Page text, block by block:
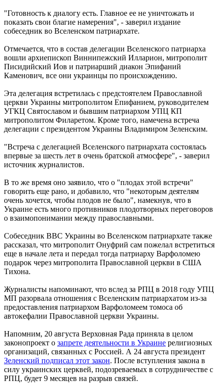
"Готовность к диалогу есть. Главное ее не уничтожать и
показать свои благие намерения", - заверил издание
собеседник во Вселенском патриархате.
Отмечается, что в состав делегации Вселенского патриарха
вошли архиепископ Виннипежский Илларион, митрополит
Писидийский Иов и патриарший диакон Эпифаний
Каменович, все они украинцы по происхождению.
Эта делегация встретилась с предстоятелем Православной
церкви Украины митрополитом Епифанием, руководителем
УГКЦ Святославом и бывшим патриархом УПЦ КП
митрополитом Филаретом. Кроме того, намечена встреча
делегации с президентом Украины Владимиром Зеленским.
"Встреча с делегацией Вселенского патриархата состоялась
впервые за шесть лет в очень братской атмосфере", - заверил
источник журналистов.
В то же время оно заявило, что о "плодах этой встречи"
говорить еще рано, и добавило, что "некоторым деятелям
очень хочется, чтобы плодов не было", намекнув, что в
Украине есть много противников плодотворных переговоров
о взаимопонимании между православными.
Собеседник ВВС Украины во Вселенском патриархате также
рассказал, что митрополит Онуфрий сам пожелал встретиться
еще в начале лета и передал тогда патриарху Варфоломею
подарок через митрополита Православной церкви в США
Тихона.
Журналисты напоминают, что вслед за РПЦ в 2018 году УПЦ
МП разорвала отношения с Вселенским патриархатом из-за
предоставления патриархом Варфоломеем томоса об
автокефалии Православной церкви Украины.
Напомним, 20 августа Верховная Рада приняла в целом
законопроект о запрете деятельности в Украине религиозных
организаций, связанных с Россией. А 24 августа президент
Зеленский подписал этот закон. После вступления закона в
силу украинских церквей, подозреваемых в сотрудничестве с
РПЦ, будет 9 месяцев на разрыв связей.